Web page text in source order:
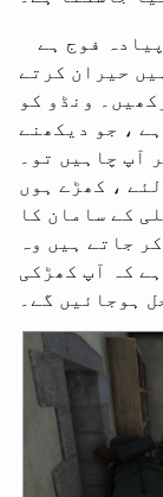
فوج ہے
حیران کرتے
ونڈو کو
، جو دیکھنے
آپ چاہیں تو۔
، کھڑے ہوں
کے سامان کا
جاتے ہیں وہ
کہ آپ کھڑکی
ہوجائیں گے۔